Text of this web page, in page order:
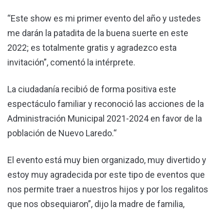
“Este show es mi primer evento del año y ustedes
me darán la patadita de la buena suerte en este
2022; es totalmente gratis y agradezco esta
invitación”, comentó la intérprete.
La ciudadanía recibió de forma positiva este
espectáculo familiar y reconoció las acciones de la
Administración Municipal 2021-2024 en favor de la
población de Nuevo Laredo.“
El evento está muy bien organizado, muy divertido y
estoy muy agradecida por este tipo de eventos que
nos permite traer a nuestros hijos y por los regalitos
que nos obsequiaron”, dijo la madre de familia,